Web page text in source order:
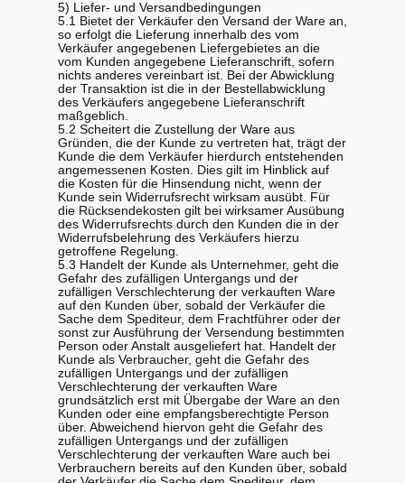
5) Liefer- und Versandbedingungen
5.1 Bietet der Verkäufer den Versand der Ware an,
so erfolgt die Lieferung innerhalb des vom
Verkäufer angegebenen Liefergebietes an die
vom Kunden angegebene Lieferanschrift, sofern
nichts anderes vereinbart ist. Bei der Abwicklung
der Transaktion ist die in der Bestellabwicklung
des Verkäufers angegebene Lieferanschrift
maßgeblich.
5.2 Scheitert die Zustellung der Ware aus
Gründen, die der Kunde zu vertreten hat, trägt der
Kunde die dem Verkäufer hierdurch entstehenden
angemessenen Kosten. Dies gilt im Hinblick auf
die Kosten für die Hinsendung nicht, wenn der
Kunde sein Widerrufsrecht wirksam ausübt. Für
die Rücksendekosten gilt bei wirksamer Ausübung
des Widerrufsrechts durch den Kunden die in der
Widerrufsbelehrung des Verkäufers hierzu
getroffene Regelung.
5.3 Handelt der Kunde als Unternehmer, geht die
Gefahr des zufälligen Untergangs und der
zufälligen Verschlechterung der verkauften Ware
auf den Kunden über, sobald der Verkäufer die
Sache dem Spediteur, dem Frachtführer oder der
sonst zur Ausführung der Versendung bestimmten
Person oder Anstalt ausgeliefert hat. Handelt der
Kunde als Verbraucher, geht die Gefahr des
zufälligen Untergangs und der zufälligen
Verschlechterung der verkauften Ware
grundsätzlich erst mit Übergabe der Ware an den
Kunden oder eine empfangsberechtigte Person
über. Abweichend hiervon geht die Gefahr des
zufälligen Untergangs und der zufälligen
Verschlechterung der verkauften Ware auch bei
Verbrauchern bereits auf den Kunden über, sobald